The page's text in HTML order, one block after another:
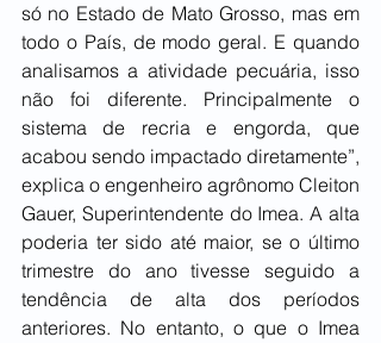
só no Estado de Mato Grosso, mas em
todo o País, de modo geral. E quando
analisamos a atividade pecuária, isso
não foi diferente. Principalmente o
sistema de recria e engorda, que
acabou sendo impactado diretamente”,
explica o engenheiro agrônomo Cleiton
Gauer, Superintendente do Imea. A alta
poderia ter sido até maior, se o último
trimestre do ano tivesse seguido a
tendência de alta dos períodos
anteriores. No entanto, o que o Imea